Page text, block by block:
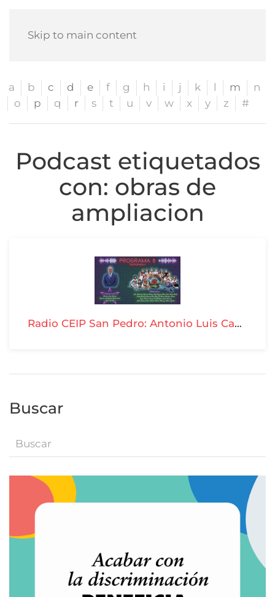
Skip to main content
a b c d e f g h i j k l m
n
o
p q r s t u v w x y z #
Podcast etiquetados
con: obras de
ampliacion
Radio CEIP San Pedro: Antonio Luis Cansino Osuna - T04-P08
Buscar